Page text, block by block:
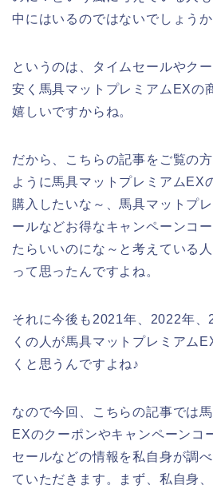
中にはいるのではないでしょうか
というのは、タイムセールやク
安く馬具マットプレミアムEXの
嬉しいですからね。
だから、こちらの記事をご覧の
ように馬具マットプレミアムEX
購入したいな～、馬具マットプ
ールなどお得なキャンペーンコ
たらいいのにな～と考えている
って思ったんですよね。
それに今後も2021年、2022年
くの人が馬具マットプレミアム
くと思うんですよね♪
なので今回、こちらの記事では
EXのクーポンやキャンペーンコ
セールなどの情報を私自身が調
ていただきます。まず、私自身